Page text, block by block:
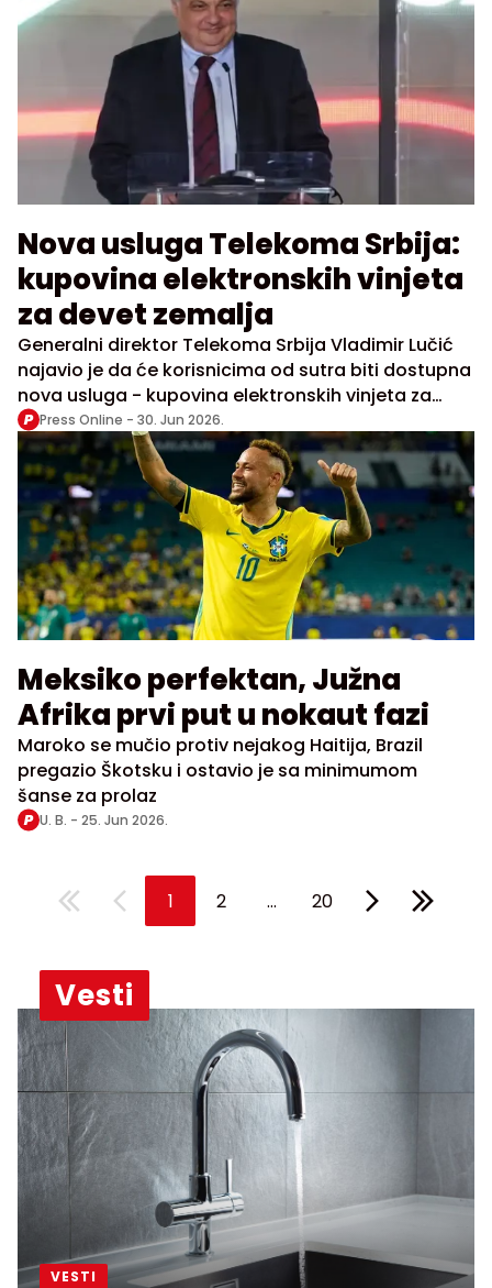
Nova usluga Telekoma Srbija:
kupovina elektronskih vinjeta
za devet zemalja
Generalni direktor Telekoma Srbija Vladimir Lučić
najavio je da će korisnicima od sutra biti dostupna
nova usluga - kupovina elektronskih vinjeta za
devet evropskih zemalja putem sajta kompanije.
Usluga će biti namenjena svim korisnicima koji su
preko Telekoma Srbija kupili TAG uređaj za
elektronsku naplatu putarine.
Press Online - 30. Jun 2026.
Meksiko perfektan, Južna
Afrika prvi put u nokaut fazi
Maroko se mučio protiv nejakog Haitija, Brazil
pregazio Škotsku i ostavio je sa minimumom
šanse za prolaz
U. B. - 25. Jun 2026.
1 2 ... 20
Vesti
VESTI